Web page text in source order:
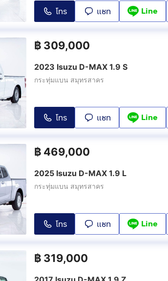
โทร แชท Line
฿ 309,000
2023 Isuzu D-MAX 1.9 S
กระทุ่มแบน สมุทรสาคร
โทร แชท Line
฿ 469,000
2025 Isuzu D-MAX 1.9 L
กระทุ่มแบน สมุทรสาคร
โทร แชท Line
฿ 319,000